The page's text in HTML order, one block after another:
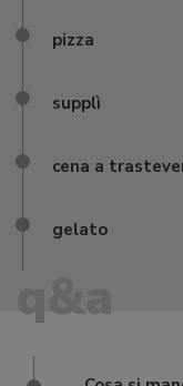
pizza
supplì
cena a
gelato
q&a